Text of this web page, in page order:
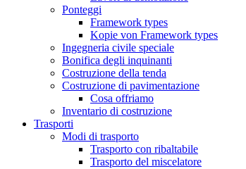
Ponteggi
Framework types
Kopie von Framework types
Ingegneria civile speciale
Bonifica degli inquinanti
Costruzione della tenda
Costruzione di pavimentazione
Cosa offriamo
Inventario di costruzione
Trasporti
Modi di trasporto
Trasporto con ribaltabile
Trasporto del miscelatore